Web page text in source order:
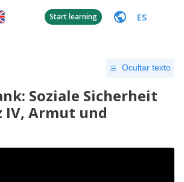
Start learning ES
Ocultar texto
Soziale Sicherheit
Armut und